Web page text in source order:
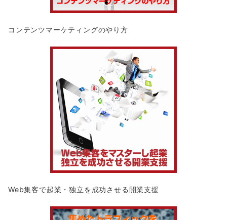
コンテンツマーケティングのやり方
Web集客で起業・独立を成功させる開業支援